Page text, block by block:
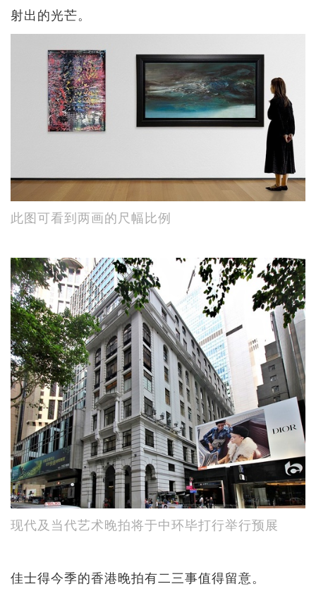
射出的光芒。
此图可看到两画的尺幅比例
现代及当代艺术晚拍将于中环毕打行举行预展
佳士得今季的香港晚拍有二三事值得留意。